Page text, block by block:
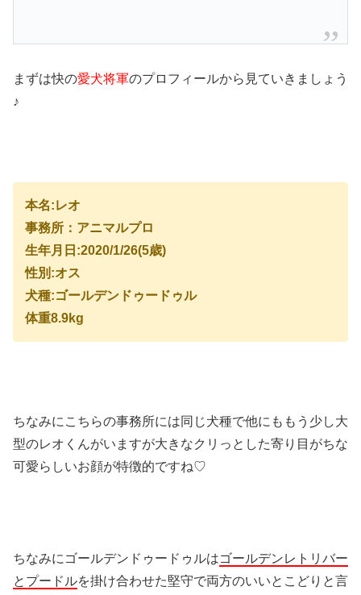
まずは快の愛犬将軍のプロフィールから見ていきましょう
♪
本名:レオ
事務所：アニマルプロ
生年月日:2020/1/26(5歳)
性別:オス
犬種:ゴールデンドゥードゥル
体重8.9kg
ちなみにこちらの事務所には同じ犬種で他にももう少し大
型のレオくんがいますが大きなクリっとした寄り目がちな
可愛らしいお顔が特徴的ですね♡
ちなみにゴールデンドゥードゥルはゴールデンレトリバー
とプードルを掛け合わせた堅守で両方のいいとこどりと言